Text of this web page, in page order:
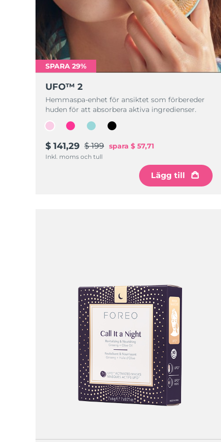
SPARA 29%
UFO™ 2
Hemmaspa-enhet för ansiktet som förbereder
huden för att absorbera aktiva ingredienser.
$ 141,29 $ 199 spara $ 57,71
Inkl. moms och tull
Lägg till